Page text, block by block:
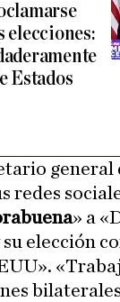
elecciones:
Estados
general
redes
» a
elección
bilaterales